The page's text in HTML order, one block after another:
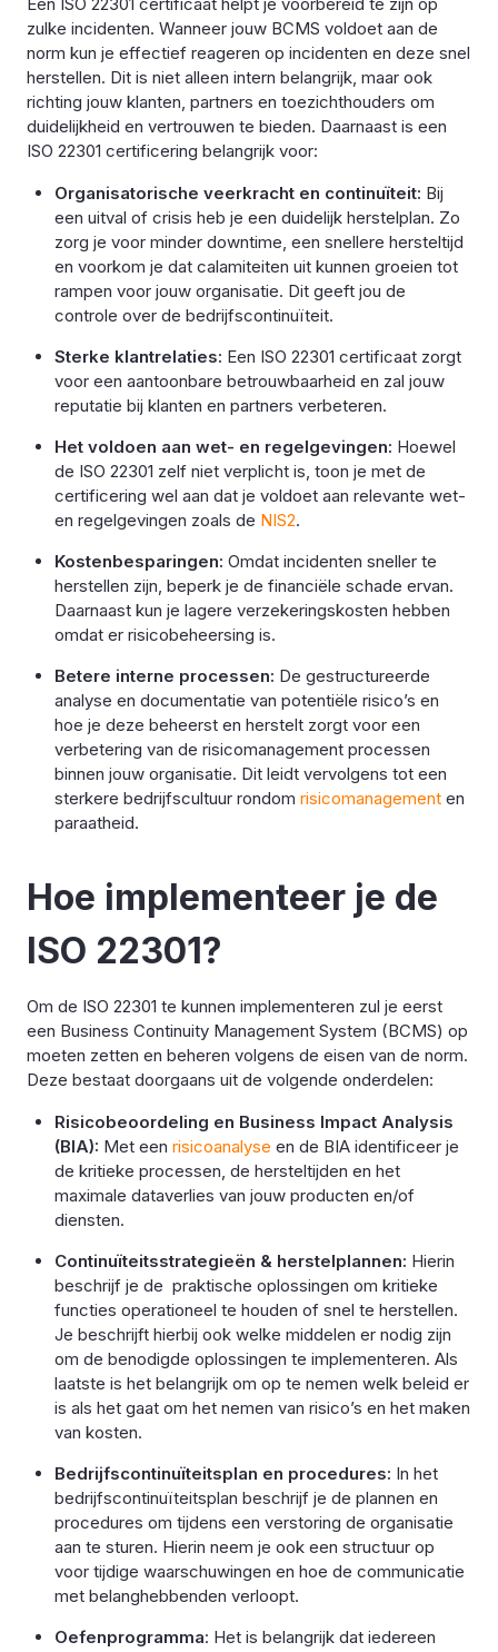
zulke incidenten. Wanneer jouw BCMS voldoet aan de
norm kun je effectief reageren op incidenten en deze snel
herstellen. Dit is niet alleen intern belangrijk, maar ook
richting jouw klanten, partners en toezichthouders om
duidelijkheid en vertrouwen te bieden. Daarnaast is een
ISO 22301 certificering belangrijk voor:
Organisatorische veerkracht en continuïteit: Bij
een uitval of crisis heb je een duidelijk herstelplan. Zo
zorg je voor minder downtime, een snellere hersteltijd
en voorkom je dat calamiteiten uit kunnen groeien tot
rampen voor jouw organisatie. Dit geeft jou de
controle over de bedrijfscontinuïteit.
Sterke klantrelaties: Een ISO 22301 certificaat zorgt
voor een aantoonbare betrouwbaarheid en zal jouw
reputatie bij klanten en partners verbeteren.
Het voldoen aan wet- en regelgevingen: Hoewel
de ISO 22301 zelf niet verplicht is, toon je met de
certificering wel aan dat je voldoet aan relevante wet-
en regelgevingen zoals de NIS2.
Kostenbesparingen: Omdat incidenten sneller te
herstellen zijn, beperk je de financiële schade ervan.
Daarnaast kun je lagere verzekeringskosten hebben
omdat er risicobeheersing is.
Betere interne processen: De gestructureerde
analyse en documentatie van potentiële risico’s en
hoe je deze beheerst en herstelt zorgt voor een
verbetering van de risicomanagement processen
binnen jouw organisatie. Dit leidt vervolgens tot een
sterkere bedrijfscultuur rondom risicomanagement en
paraatheid.
Hoe implementeer je de
ISO 22301?
Om de ISO 22301 te kunnen implementeren zul je eerst
een Business Continuity Management System (BCMS) op
moeten zetten en beheren volgens de eisen van de norm.
Deze bestaat doorgaans uit de volgende onderdelen:
Risicobeoordeling en Business Impact Analysis
(BIA): Met een risicoanalyse en de BIA identificeer je
de kritieke processen, de hersteltijden en het
maximale dataverlies van jouw producten en/of
diensten.
Continuïteitsstrategieën & herstelplannen: Hierin
beschrijf je de praktische oplossingen om kritieke
functies operationeel te houden of snel te herstellen.
Je beschrijft hierbij ook welke middelen er nodig zijn
om de benodigde oplossingen te implementeren. Als
laatste is het belangrijk om op te nemen welk beleid er
is als het gaat om het nemen van risico’s en het maken
van kosten.
Bedrijfscontinuïteitsplan en procedures: In het
bedrijfscontinuïteitsplan beschrijf je de plannen en
procedures om tijdens een verstoring de organisatie
aan te sturen. Hierin neem je ook een structuur op
voor tijdige waarschuwingen en hoe de communicatie
met belanghebbenden verloopt.
Oefenprogramma: Het is belangrijk dat iedereen